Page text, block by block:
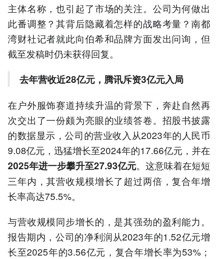
主体名称，也引起了市场的关注。公司为何做出
此番调整？其背后隐藏着怎样的战略考量？南都
湾财社记者就此向伯希和品牌方面发出问询，但
截至发稿时仍未获得回复。
去年营收近28亿元 ，腾讯斥资3亿元入局
在户外服饰赛道持续升温的背景下，奔赴自然再
次交出了一份颇为亮眼的业绩答卷。招股书披露
的数据显示，公司的营业收入从2023年的人民币
9.08亿元，迅猛增长至2024年的17.66亿元，并在
2025年进一步攀升至27.93亿元。这意味着在短短
三年内，其营收规模增长了超过两倍，复合年增
长率高达75.5%。
与营收规模同步增长的，是其强劲的盈利能力。
报告期内，公司的净利润从2023年的1.52亿元增
长至2025年的3.56亿元，复合年增长率为53%；